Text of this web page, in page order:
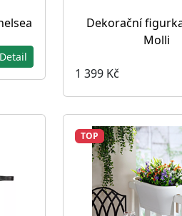
Detail
Dekorační
Molli
1 399 Kč
TOP